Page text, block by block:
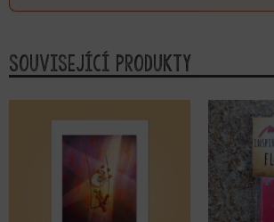
Související produkty
Tento produkt má více variant. Možnosti lze